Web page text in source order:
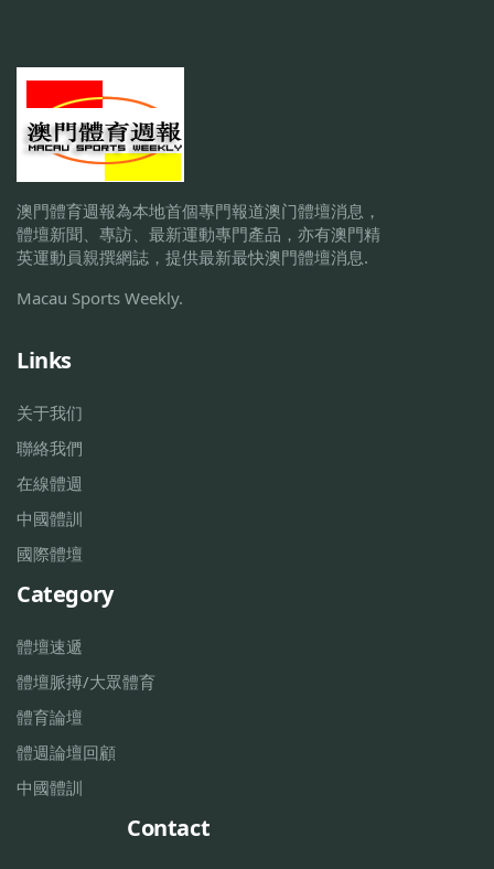
澳門體育週報為本地首個專門報道澳门體壇消息，
體壇新聞、專訪、最新運動專門產品，亦有澳門精
英運動員親撰網誌，提供最新最快澳門體壇消息.
Macau Sports Weekly.
Links
关于我们
聯絡我們
在線體週
中國體訓
國際體壇
Category
體壇速遞
體壇脈搏/大眾體育
體育論壇
體週論壇回顧
中國體訓
Contact